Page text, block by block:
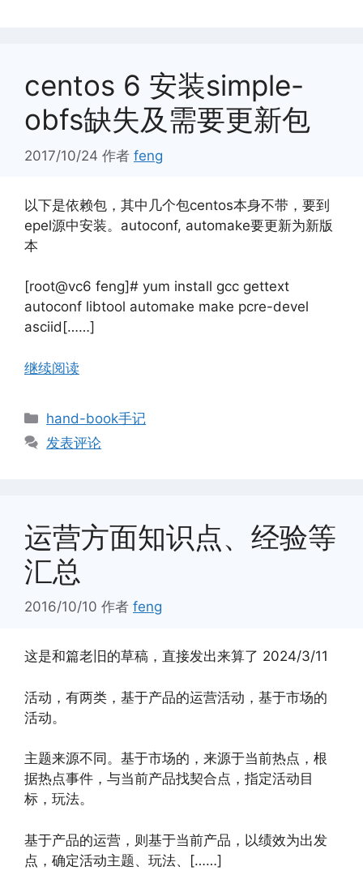
centos 6 安装simple-
obfs缺失及需要更新包
2017/10/24 作者 feng
以下是依赖包，其中几个包centos本身不带，要到
epel源中安装。autoconf, automake要更新为新版
本
[root@vc6 feng]# yum install gcc gettext
autoconf libtool automake make pcre-devel
asciid[……]
继续阅读
分
类
hand-book手记
发表评论
运营方面知识点、经验等
汇总
2016/10/10 作者 feng
这是和篇老旧的草稿，直接发出来算了 2024/3/11
活动，有两类，基于产品的运营活动，基于市场的
活动。
主题来源不同。基于市场的，来源于当前热点，根
据热点事件，与当前产品找契合点，指定活动目
标，玩法。
基于产品的运营，则基于当前产品，以绩效为出发
点，确定活动主题、玩法、[……]